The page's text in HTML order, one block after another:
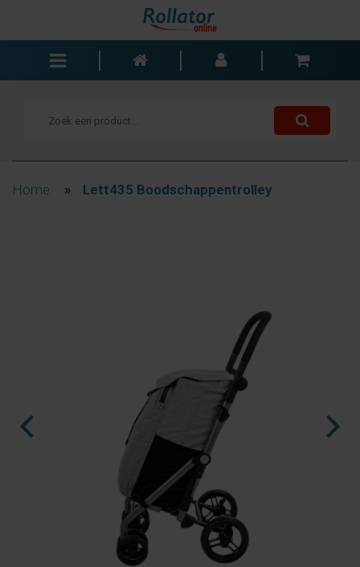
Rolstoelen
Home » Lett435 Boodschappentrolley